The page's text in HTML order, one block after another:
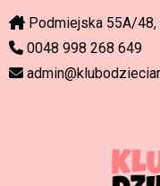
Podmiejska 55A/48,
0048 998 268 649